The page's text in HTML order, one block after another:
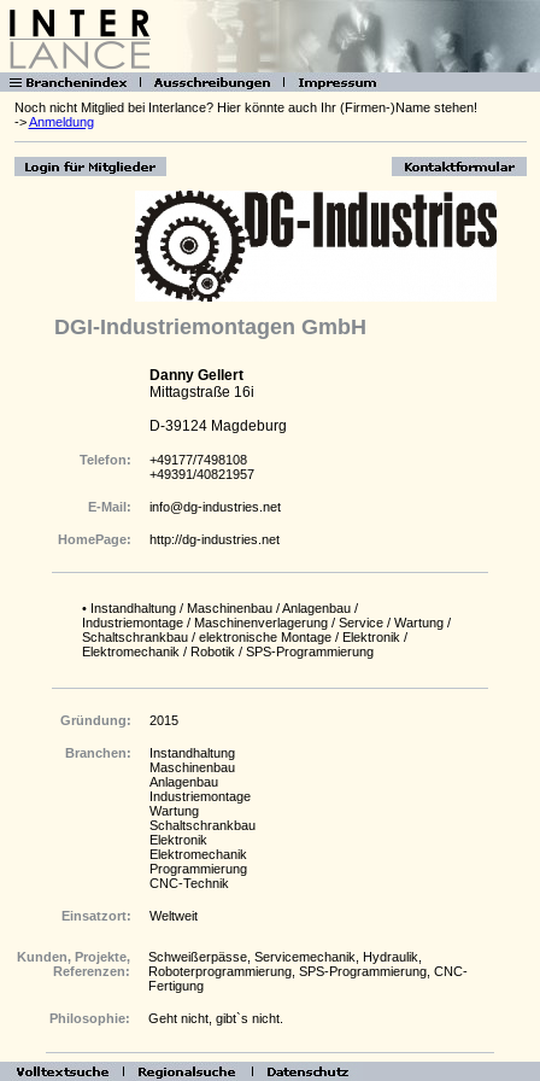
Noch nicht Mitglied bei Interlance? Hier könnte auch Ihr (Firmen-)Name stehen!
->Anmeldung
DGI-Industriemontagen GmbH
Danny Gellert
Mittagstraße 16i
D-39124 Magdeburg
Telefon:
+49177/7498108
+49391/40821957
E-Mail: info@dg-industries.net
HomePage: http://dg-industries.net
• Instandhaltung / Maschinenbau / Anlagenbau /
Industriemontage / Maschinenverlagerung / Service / Wartung /
Schaltschrankbau / elektronische Montage / Elektronik /
Elektromechanik / Robotik / SPS-Programmierung
Gründung: 2015
Branchen:
Instandhaltung
Maschinenbau
Anlagenbau
Industriemontage
Wartung
Schaltschrankbau
Elektronik
Elektromechanik
Programmierung
CNC-Technik
Einsatzort: Weltweit
Kunden, Projekte,
Referenzen:
Schweißerpässe, Servicemechanik, Hydraulik,
Roboterprogrammierung, SPS-Programmierung, CNC-
Fertigung
Philosophie: Geht nicht, gibt`s nicht.